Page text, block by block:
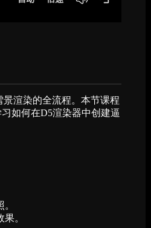
景渲染的全流程。本节课程
如何在D5渲染器中创建逼
。